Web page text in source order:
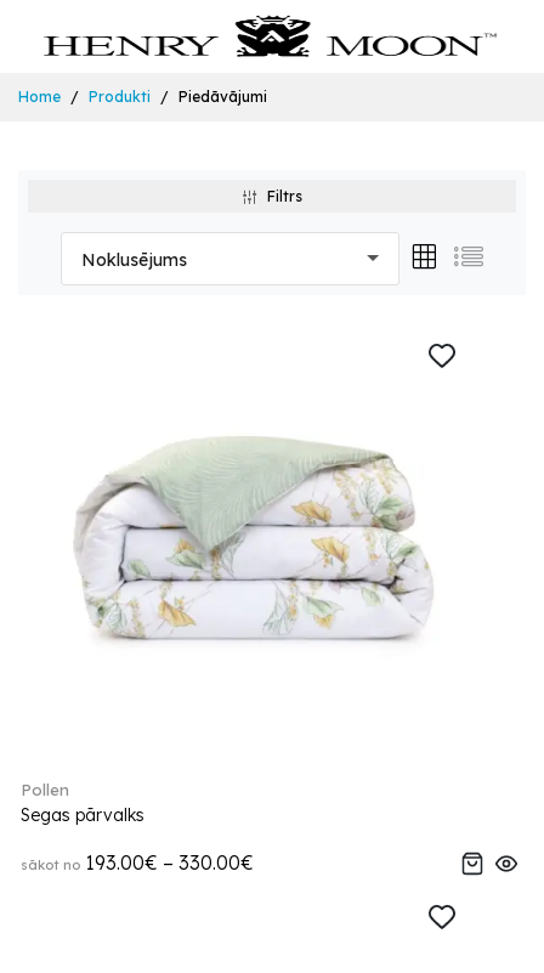
Home Produkti Piedāvājumi
Filtrs
Pollen
Segas pārvalks
sākot no 193.00€ – 330.00€